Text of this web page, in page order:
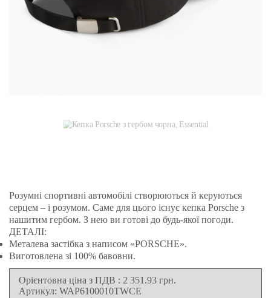
Розумні спортивні автомобілі створюються й керуються
серцем – і розумом. Саме для цього існує кепка Porsche з
нашитим гербом. З нею ви готові до будь-якої погоди.
ДЕТАЛІ:
Металева застібка з написом «PORSCHE».
Виготовлена зі 100% бавовни.
Орієнтовна ціна з ПДВ : 2 351.93 грн.
Артикул: WAP6100010TWCE